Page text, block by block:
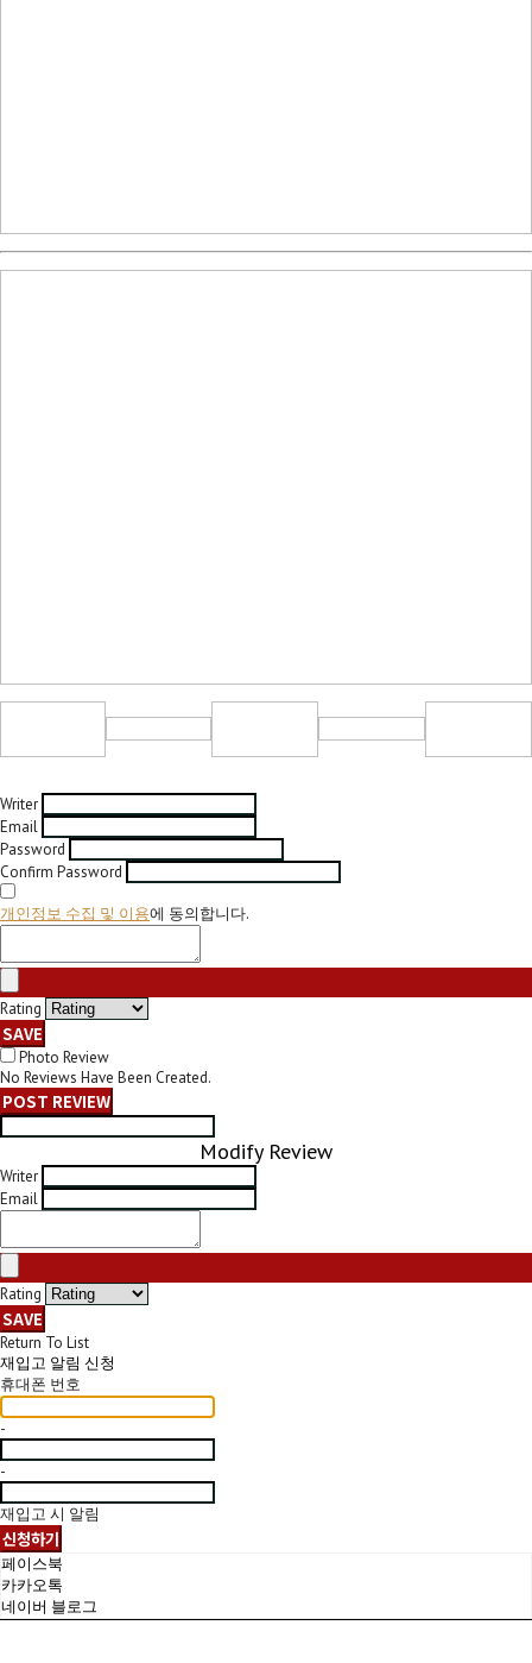
Writer
Email
Password
Confirm Password
개인정보 수집 및 이용에 동의합니다.
Rating
SAVE
Photo Review
No Reviews Have Been Created.
POST REVIEW
Modify Review
Writer
Email
Rating
SAVE
Return To List
재입고 알림 신청
휴대폰 번호
-
-
재입고 시 알림
신청하기
페이스북
카카오톡
네이버 블로그